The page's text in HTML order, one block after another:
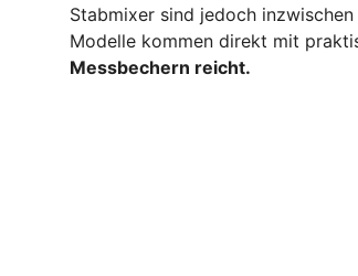
Stabmixer sind jedoch
Modelle kommen direkt mit
Messbechern reicht.